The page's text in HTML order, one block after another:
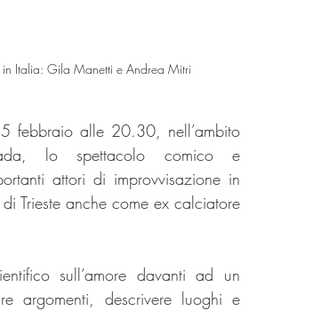
Italia: Gila Manetti e Andrea Mitri
febbraio alle 20.30, nell’ambito
lo spettacolo comico e
attori di improvvisazione in
Trieste anche come ex calciatore
sull’amore davanti ad un
argomenti, descrivere luoghi e